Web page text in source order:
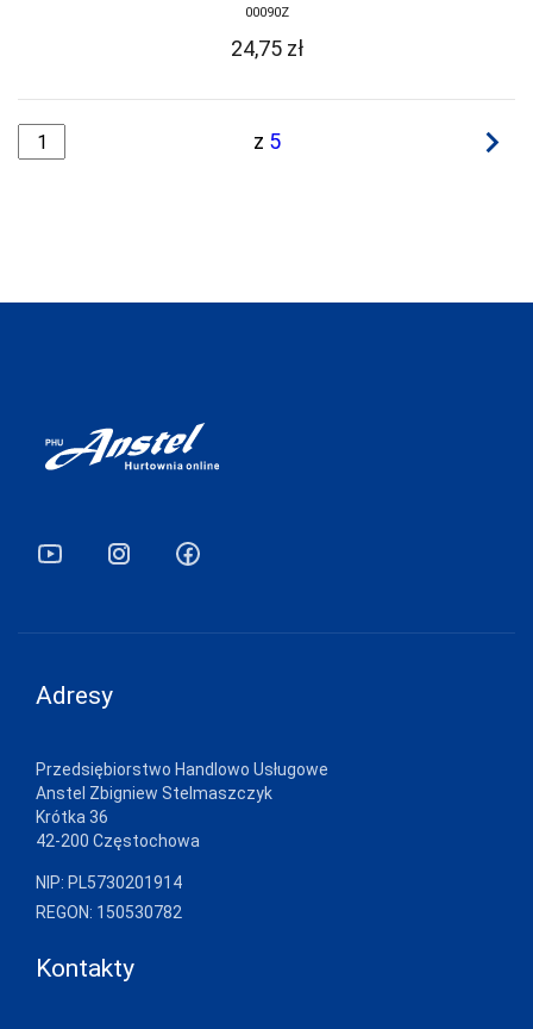
00090Z
24,75 zł
z 5 navigate_next
Adresy
Przedsiębiorstwo Handlowo Usługowe
Anstel Zbigniew Stelmaszczyk
Krótka 36
42-200 Częstochowa
NIP: PL5730201914
REGON: 150530782
Kontakty